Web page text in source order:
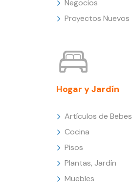
Negocios
Proyectos Nuevos
Hogar y Jardín
Artículos de Bebes
Cocina
Pisos
Plantas, Jardín
Muebles